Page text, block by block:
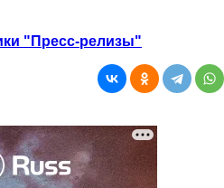
"Пресс-релизы"